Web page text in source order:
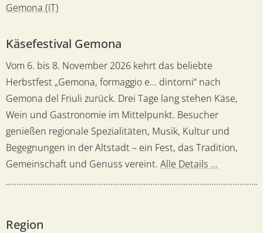
Gemona (IT)
Käsefestival Gemona
Vom 6. bis 8. November 2026 kehrt das beliebte
Herbstfest „Gemona, formaggio e... dintorni“ nach
Gemona del Friuli zurück. Drei Tage lang stehen Käse,
Wein und Gastronomie im Mittelpunkt. Besucher
genießen regionale Spezialitäten, Musik, Kultur und
Begegnungen in der Altstadt – ein Fest, das Tradition,
Gemeinschaft und Genuss vereint. Alle Details ...
Region